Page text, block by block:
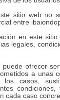
sitio web no
entre
en este
legales,
puede ofrecer
a unas
los casos,
cada caso